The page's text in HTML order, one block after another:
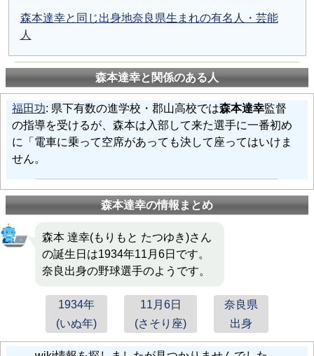
森本達幸と同じ出身地奈良県生まれの有名人・芸能
人
森本達幸と関係のある人
福田功: 県下有数の進学校・郡山高校では森本達幸監督
の指導を受けるが、森本は入部して来た選手に一番初め
に「電車に乗って空席があっても決して座ってはいけま
せん。
森本達幸の情報まとめ
森本 達幸(もりもと たつゆき)さん
の誕生日は1934年11月6日です。
奈良出身の野球選手のようです。
1934年
(いぬ年)
11月6日
(さそり座)
奈良県
出身